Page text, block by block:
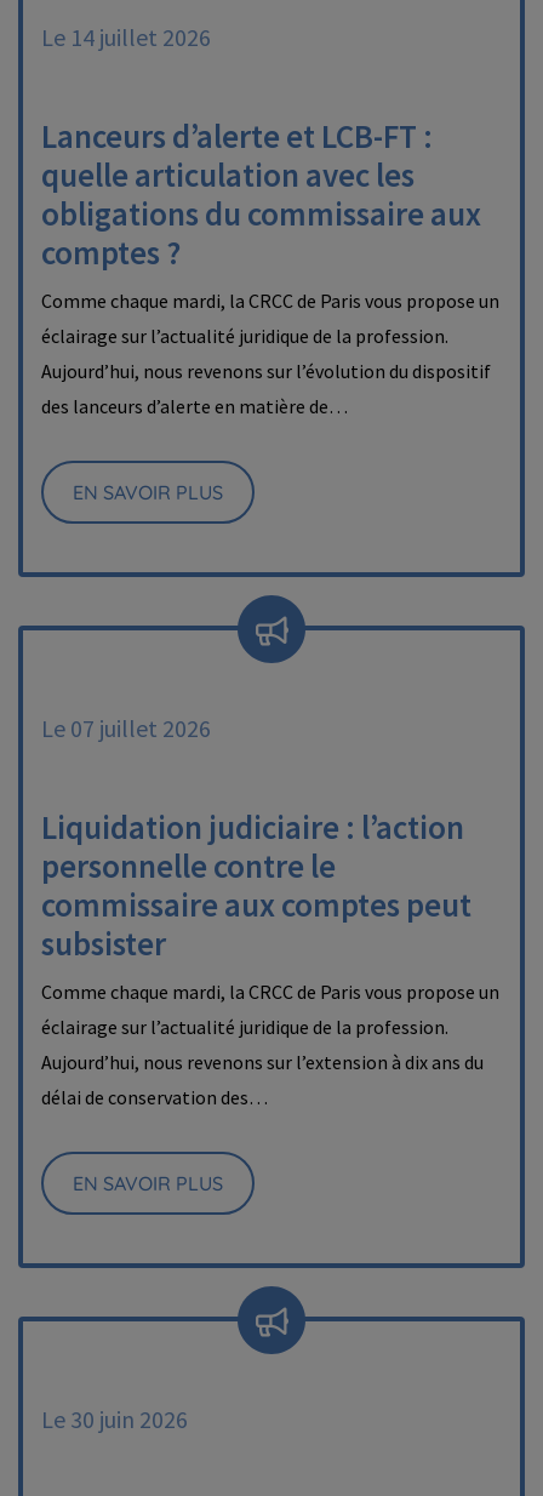
Le 14 juillet 2026
Lanceurs d’alerte et LCB-FT :
quelle articulation avec les
obligations du commissaire aux
comptes ?
Comme chaque mardi, la CRCC de Paris vous propose un
éclairage sur l’actualité juridique de la profession.
Aujourd’hui, nous revenons sur l’évolution du dispositif
des lanceurs d’alerte en matière de…
EN SAVOIR PLUS
Le 07 juillet 2026
Liquidation judiciaire : l’action
personnelle contre le
commissaire aux comptes peut
subsister
Comme chaque mardi, la CRCC de Paris vous propose un
éclairage sur l’actualité juridique de la profession.
Aujourd’hui, nous revenons sur l’extension à dix ans du
délai de conservation des…
EN SAVOIR PLUS
Le 30 juin 2026